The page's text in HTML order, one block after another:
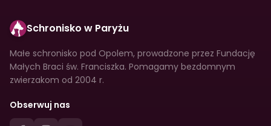
Schronisko w Paryżu
Małe schronisko pod Opolem, prowadzone przez Fundację
Małych Braci św. Franciszka. Pomagamy bezdomnym
zwierzakom od 2004 r.
Obserwuj nas